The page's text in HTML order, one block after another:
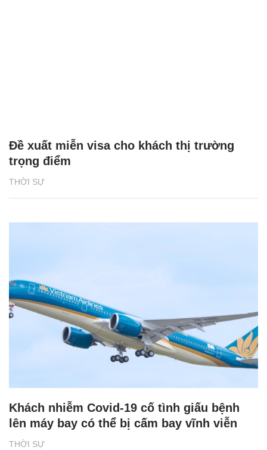
THỜI SỰ
Đề xuất miễn visa cho khách thị trường
trọng điểm
THỜI SỰ
Khách nhiễm Covid-19 cố tình giấu bệnh
lên máy bay có thể bị cấm bay vĩnh viễn